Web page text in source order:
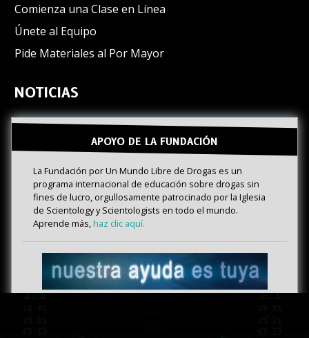
Comienza una Clase en Línea
Únete al Equipo
Pide Materiales al Por Mayor
NOTICIAS
APOYO DE LA FUNDACIÓN
La Fundación por Un Mundo Libre de Drogas es un
programa internacional de educación sobre drogas sin
fines de lucro, orgullosamente patrocinado por la Iglesia
de Scientology y Scientologists en todo el mundo.
Aprende más,haz clic aquí.